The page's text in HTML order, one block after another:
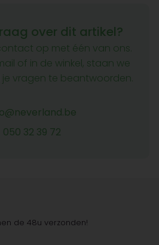
over dit artikel?
op met één van ons.
of in de winkel, staan we
je vragen te beantwoorden.
050 32 39 72
de 48u verzonden!